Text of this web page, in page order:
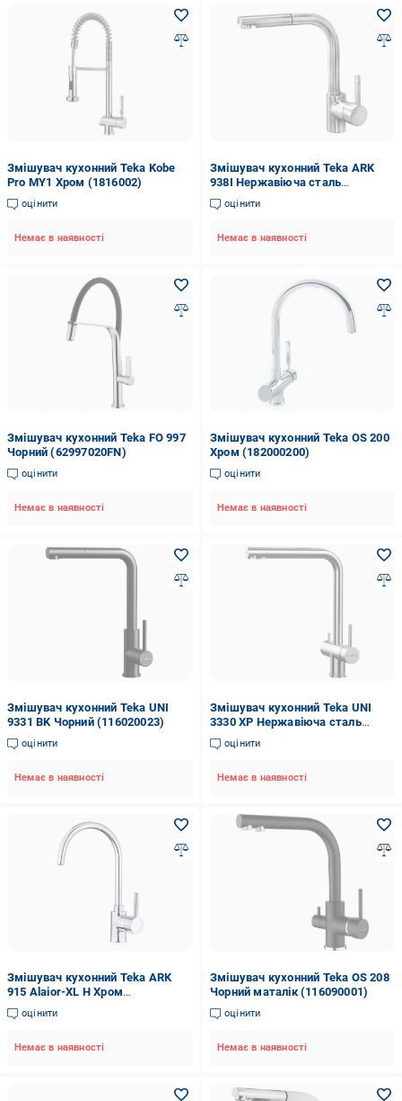
Змішувач кухонний Teka Kobe
Pro MY1 Хром (1816002)
оцінити
Немає в наявності
Змішувач кухонний Teka ARK
938I Нержавіюча сталь
(23938120I)
оцінити
Немає в наявності
Змішувач кухонний Teka FO 997
Чорний (62997020FN)
оцінити
Немає в наявності
Змішувач кухонний Teka OS 200
Хром (182000200)
оцінити
Немає в наявності
Змішувач кухонний Teka UNI
9331 BK Чорний (116020023)
оцінити
Немає в наявності
Змішувач кухонний Teka UNI
3330 XP Нержавіюча сталь
(116030084)
оцінити
Немає в наявності
Змішувач кухонний Teka ARK
915 Alaior-XL H Хром
(239151200)
оцінити
Немає в наявності
Змішувач кухонний Teka OS 208
Чорний маталік (116090001)
оцінити
Немає в наявності